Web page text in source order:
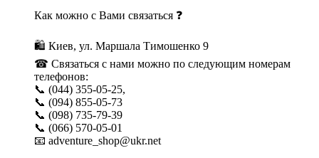
Как можно с Вами связаться ❓
🛍 Киев, ул. Маршала Тимошенко 9
☎ Связаться с нами можно по следующим номерам
телефонов:
📞 (044) 355-05-25,
📞 (094) 855-05-73
📞 (098) 735-79-39
📞 (066) 570-05-01
📧 adventure_shop@ukr.net